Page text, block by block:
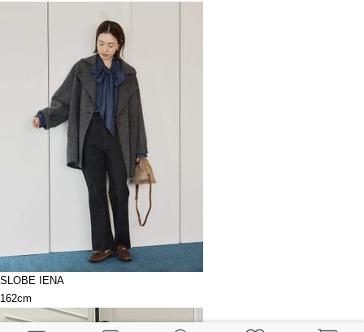
SLOBE IENA
162cm